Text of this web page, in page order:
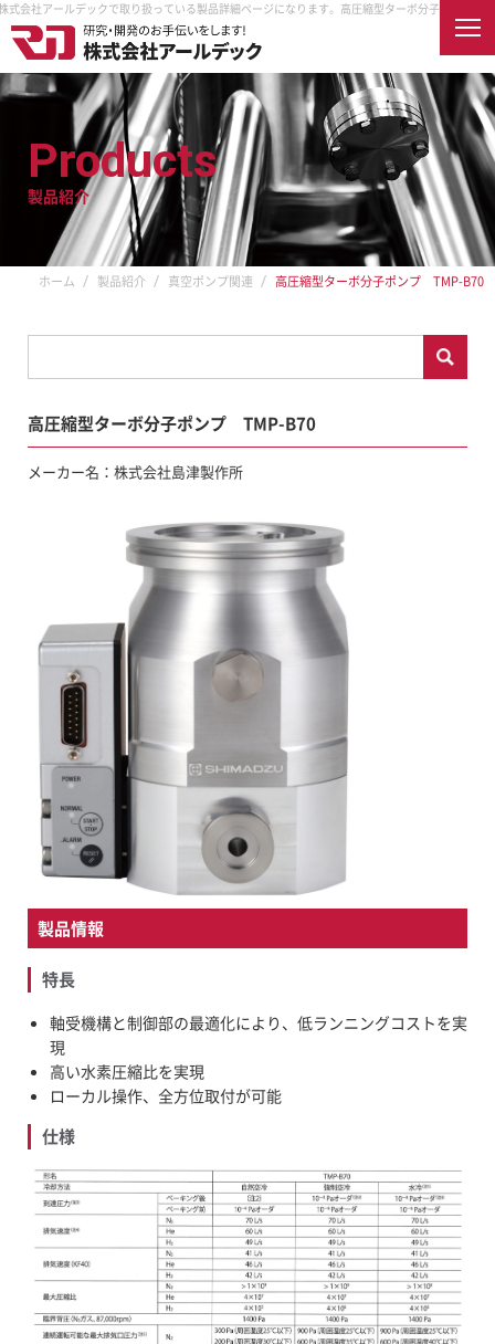
社アールデックで取り扱っている製品詳細ページになります。高圧縮型ターボ分子ポンプ
English
ホーム 会社案内
企業情報
企業理念
取扱メーカー
アクセス
製品紹介
真空とは
募集要項
お問い合わせ
Products
製品紹介
ホーム 製品紹介 真空ポンプ関連 高圧縮型ターボ分子ポンプ TMP-B70
高圧縮型ターボ分子ポンプ TMP-B70
メーカー名：株式会社島津製作所
製品情報
特長
軸受機構と制御部の最適化により、低ランニングコストを実
現
高い水素圧縮比を実現
ローカル操作、全方位取付が可能
仕様